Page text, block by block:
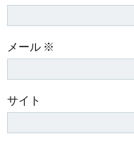
メール ※
サイト